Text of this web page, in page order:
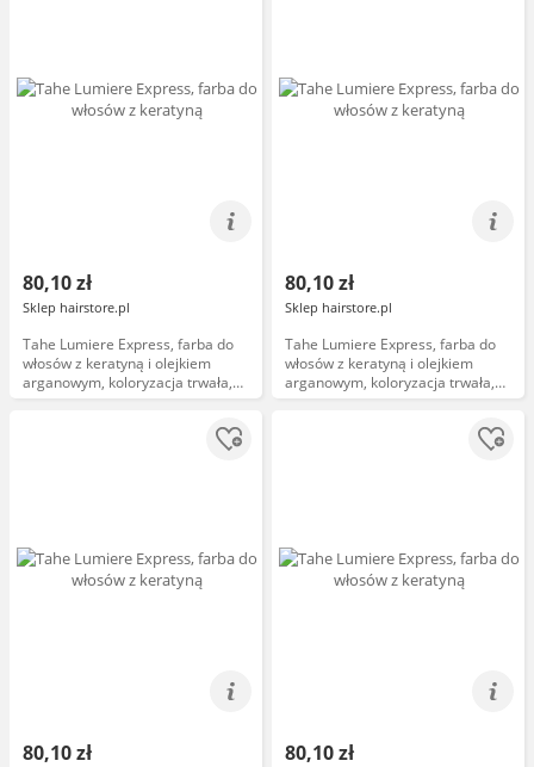
80,10 zł
Sklep hairstore.pl
Tahe Lumiere Express, farba do
włosów z keratyną i olejkiem
arganowym, koloryzacja trwała,
5.02, 100ml
80,10 zł
Sklep hairstore.pl
Tahe Lumiere Express, farba do
włosów z keratyną i olejkiem
arganowym, koloryzacja trwała,
6.34, 100ml
80,10 zł 80,10 zł